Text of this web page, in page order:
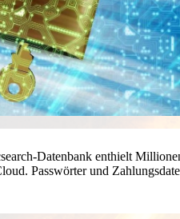
Datenbank enthielt
Passwörter und